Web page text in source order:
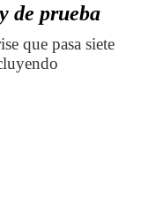
de prueba
que pasa siete